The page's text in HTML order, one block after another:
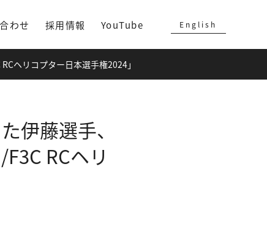
わせ 採用情報 YouTube English
ヘリコプター日本選手権2024」
伊藤選手、
RCヘリ